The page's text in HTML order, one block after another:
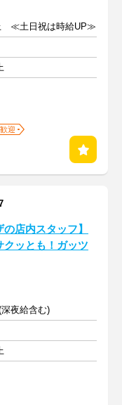
≪土日祝は時給UP≫
迎
の店内スタッフ】
クッとも！ガッツ
夜給含む)